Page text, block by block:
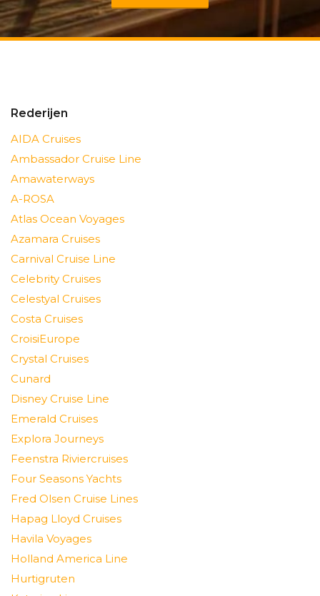
Rederijen
AIDA Cruises
Ambassador Cruise Line
Amawaterways
A-ROSA
Atlas Ocean Voyages
Azamara Cruises
Carnival Cruise Line
Celebrity Cruises
Celestyal Cruises
Costa Cruises
CroisiEurope
Crystal Cruises
Cunard
Disney Cruise Line
Emerald Cruises
Explora Journeys
Feenstra Riviercruises
Four Seasons Yachts
Fred Olsen Cruise Lines
Hapag Lloyd Cruises
Havila Voyages
Holland America Line
Hurtigruten